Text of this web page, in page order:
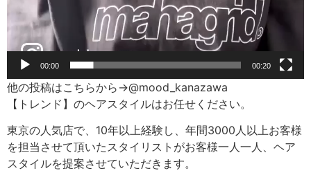
00:00 00:20
他の投稿はこちらから→@mood_kanazawa
【トレンド】のヘアスタイルはお任せください。
東京の人気店で、10年以上経験し、年間3000人以上お客様
を担当させて頂いたスタイリストがお客様一人一人、ヘア
スタイルを提案させていただきます。